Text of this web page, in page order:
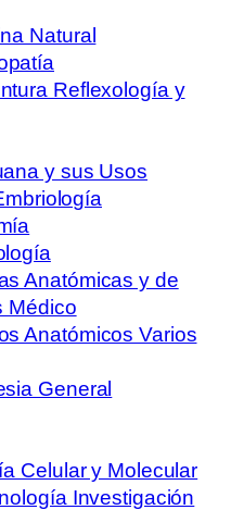
Natural
Reflexología y
y sus Usos
Anatómicas y de
Médico
Anatómicos Varios
General
Celular y Molecular
Investigación